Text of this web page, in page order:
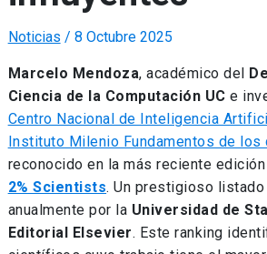
Noticias / 8 Octubre 2025
Marcelo Mendoza, académico del
Ciencia de la Computación UC e
Centro Nacional de Inteligencia
Instituto Milenio Fundamentos de los
reconocido en la más reciente
2% Scientists. Un prestigioso
anualmente por la Universidad de
Editorial Elsevier. Este ranking